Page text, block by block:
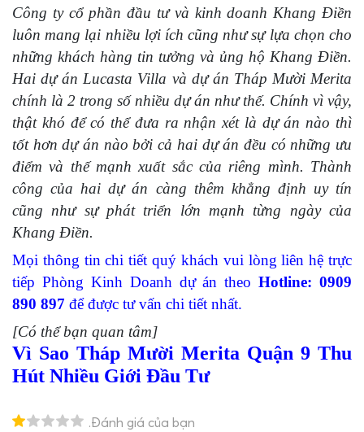
Công ty cổ phần đầu tư và kinh doanh Khang Điền
luôn mang lại nhiều lợi ích cũng như sự lựa chọn cho
những khách hàng tin tưởng và ủng hộ Khang Điền.
Hai dự án Lucasta Villa và dự án Tháp Mười Merita
chính là 2 trong số nhiều dự án như thế. Chính vì vậy,
thật khó để có thể đưa ra nhận xét là dự án nào thì
tốt hơn dự án nào bởi cả hai dự án đều có những ưu
điểm và thế mạnh xuất sắc của riêng mình. Thành
công của hai dự án càng thêm khẳng định uy tín
cũng như sự phát triển lớn mạnh từng ngày của
Khang Điền.
Mọi thông tin chi tiết quý khách vui lòng liên hệ trực
tiếp Phòng Kinh Doanh dự án theoHotline: 0909
890 897 để được tư vấn chi tiết nhất.
[Có thể bạn quan tâm]
Vì Sao Tháp Mười Merita Quận 9 Thu
Hút Nhiều Giới Đầu Tư
.Đánh giá của bạn